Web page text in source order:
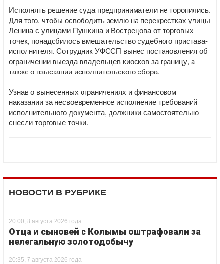
Исполнять решение суда предприниматели не торопились.
Для того, чтобы освободить землю на перекрестках улицы
Ленина с улицами Пушкина и Вострецова от торговых
точек, понадобилось вмешательство судебного пристава-
исполнителя. Сотрудник УФССП вынес постановления об
ограничении выезда владельцев киосков за границу, а
также о взыскании исполнительского сбора.
Узнав о вынесенных ограничениях и финансовом
наказании за несвоевременное исполнение требований
исполнительного документа, должники самостоятельно
снесли торговые точки.
НОВОСТИ В РУБРИКЕ
20:00, 8 августа 2026 года
Отца и сыновей с Колымы оштрафовали за
нелегальную золотодобычу
20:35, 7 августа 2026 года